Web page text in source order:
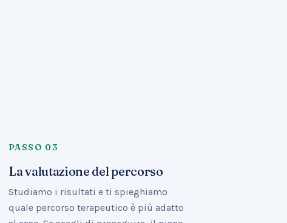
PASSO 03
La valutazione del percorso
Studiamo i risultati e ti spieghiamo
quale percorso terapeutico è più adatto